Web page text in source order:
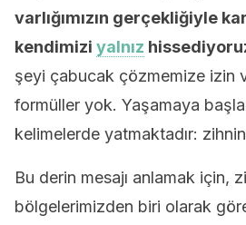
varlığımızın gerçekliğiyle
kendimizi yalnız
şeyi çabucak çözmemize izin
formüller yok. Yaşamaya
kelimelerde yatmaktadır:
Bu derin mesajı anlamak için,
bölgelerimizden biri olarak